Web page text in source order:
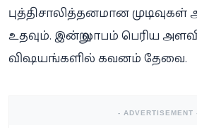
புத்திசாலித்தனமான
உதவும். இன்று லாபம் பெரிய
விஷயங்களில் கவனம் தேவை.
- ADVERTISEMENT